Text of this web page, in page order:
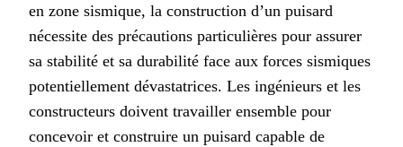
en zone sismique, la construction d’un puisard
nécessite des précautions particulières pour assurer
sa stabilité et sa durabilité face aux forces sismiques
potentiellement dévastatrices. Les ingénieurs et les
constructeurs doivent travailler ensemble pour
concevoir et construire un puisard capable de